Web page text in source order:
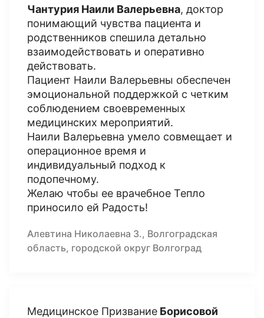
Чантурия Наили Валерьевна, доктор
понимающий чувства пациента и
родственников спешила детально
взаимодействовать и оперативно
действовать.
Пациент Наили Валерьевны обеспечен
эмоциональной поддержкой с четким
соблюдением своевременных
медицинских мероприятий.
Наили Валерьевна умело совмещает и
операционное время и
индивидуальный подход к
подопечному.
Желаю чтобы ее врачебное Тепло
приносило ей Радость!
Алевтина Николаевна З., Волгоградская
область, городской округ Волгоград
Медицинское Призвание Борисовой